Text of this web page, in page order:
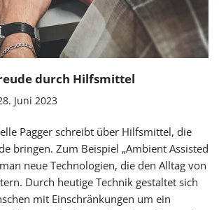
durch Hilfsmittel
Juni 2023
Pagger schreibt über Hilfsmittel, die
bringen. Zum Beispiel „Ambient Assisted
neue Technologien, die den Alltag von
Durch heutige Technik gestaltet sich
mit Einschränkungen um ein